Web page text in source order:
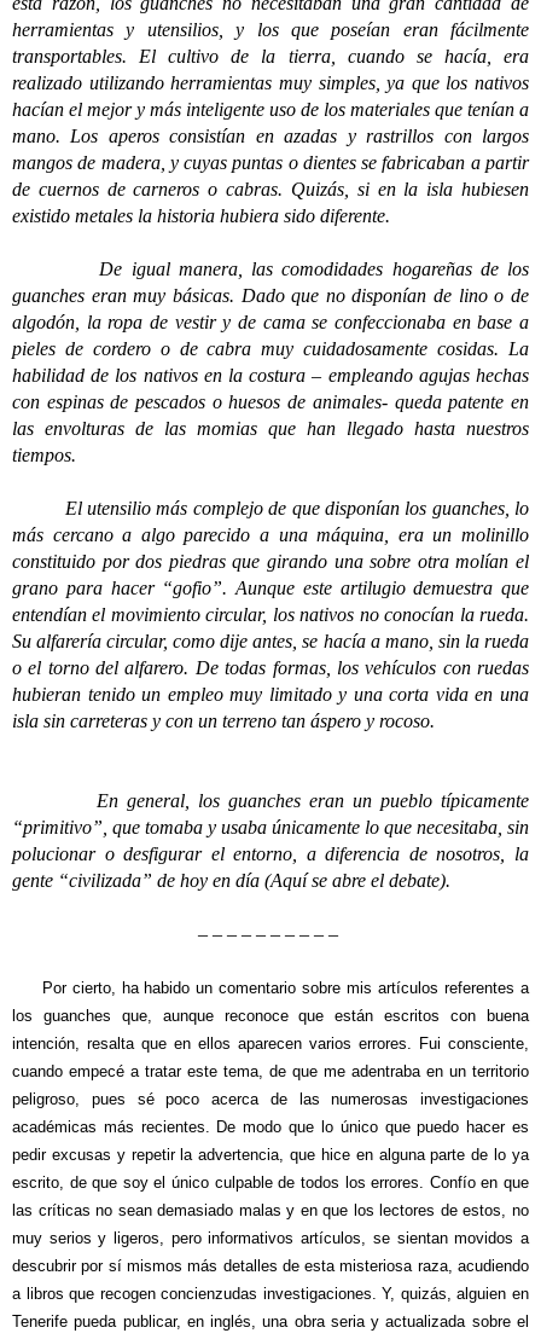
herramientas y utensilios, y los que poseían eran fácilmente
transportables. El cultivo de la tierra, cuando se hacía, era
realizado utilizando herramientas muy simples, ya que los nativos
hacían el mejor y más inteligente uso de los materiales que tenían a
mano. Los aperos consistían en azadas y rastrillos con largos
mangos de madera, y cuyas puntas o dientes se fabricaban a partir
de cuernos de carneros o cabras. Quizás, si en la isla hubiesen
existido metales la historia hubiera sido diferente.
De igual manera, las comodidades hogareñas de los
guanches eran muy básicas. Dado que no disponían de lino o de
algodón, la ropa de vestir y de cama se confeccionaba en base a
pieles de cordero o de cabra muy cuidadosamente cosidas. La
habilidad de los nativos en la costura – empleando agujas hechas
con espinas de pescados o huesos de animales- queda patente en
las envolturas de las momias que han llegado hasta nuestros
tiempos.
El utensilio más complejo de que disponían los guanches, lo
más cercano a algo parecido a una máquina, era un molinillo
constituido por dos piedras que girando una sobre otra molían el
grano para hacer “gofio”. Aunque este artilugio demuestra que
entendían el movimiento circular, los nativos no conocían la rueda.
Su alfarería circular, como dije antes, se hacía a mano, sin la rueda
o el torno del alfarero. De todas formas, los vehículos con ruedas
hubieran tenido un empleo muy limitado y una corta vida en una
isla sin carreteras y con un terreno tan áspero y rocoso.
En general, los guanches eran un pueblo típicamente
“primitivo”, que tomaba y usaba únicamente lo que necesitaba, sin
polucionar o desfigurar el entorno, a diferencia de nosotros, la
gente “civilizada” de hoy en día (Aquí se abre el debate).
– – – – – – – – – –
Por cierto, ha habido un comentario sobre mis artículos referentes a
los guanches que, aunque reconoce que están escritos con buena
intención, resalta que en ellos aparecen varios errores. Fui consciente,
cuando empecé a tratar este tema, de que me adentraba en un territorio
peligroso, pues sé poco acerca de las numerosas investigaciones
académicas más recientes. De modo que lo único que puedo hacer es
pedir excusas y repetir la advertencia, que hice en alguna parte de lo ya
escrito, de que soy el único culpable de todos los errores. Confío en que
las críticas no sean demasiado malas y en que los lectores de estos, no
muy serios y ligeros, pero informativos artículos, se sientan movidos a
descubrir por sí mismos más detalles de esta misteriosa raza, acudiendo
a libros que recogen concienzudas investigaciones. Y, quizás, alguien en
Tenerife pueda publicar, en inglés, una obra seria y actualizada sobre el